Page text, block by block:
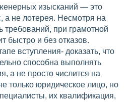
изысканий — это
а не лотерея. Несмотря на
требований, при грамотной
быстро и без отказов.
вступления- доказать, что
способна выполнять
а не просто числится на
только юридическое лицо, но
их квалификация,